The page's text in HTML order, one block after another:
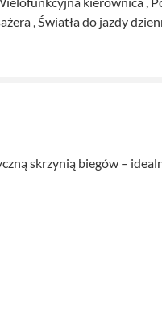
skrzynią biegów –